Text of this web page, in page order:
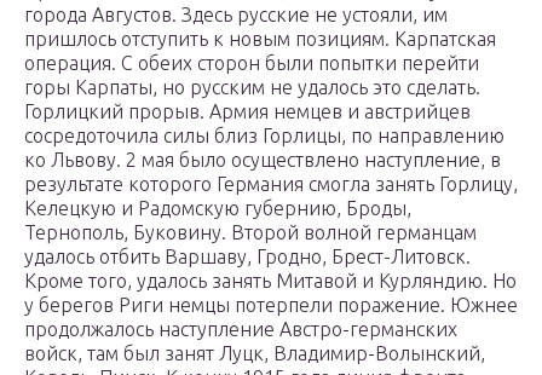
города Августов. Здесь русские не устояли, им
пришлось отступить к новым позициям. Карпатская
операция. С обеих сторон были попытки перейти
горы Карпаты, но русским не удалось это сделать.
Горлицкий прорыв. Армия немцев и австрийцев
сосредоточила силы близ Горлицы, по направлению
ко Львову. 2 мая было осуществлено наступление, в
результате которого Германия смогла занять Горлицу,
Келецкую и Радомскую губернию, Броды,
Тернополь, Буковину. Второй волной германцам
удалось отбить Варшаву, Гродно, Брест-Литовск.
Кроме того, удалось занять Митавой и Курляндию. Но
у берегов Риги немцы потерпели поражение. Южнее
продолжалось наступление Австро-германских
войск, там был занят Луцк, Владимир-Волынский,